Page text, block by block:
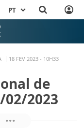
PT
18 FEV 2023 - 10H33
de
2023